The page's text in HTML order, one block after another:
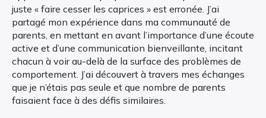
juste « faire cesser les caprices » est erronée. J’ai
partagé mon expérience dans ma communauté de
parents, en mettant en avant l’importance d’une écoute
active et d’une communication bienveillante, incitant
chacun à voir au-delà de la surface des problèmes de
comportement. J’ai découvert à travers mes échanges
que je n’étais pas seule et que nombre de parents
faisaient face à des défis similaires.